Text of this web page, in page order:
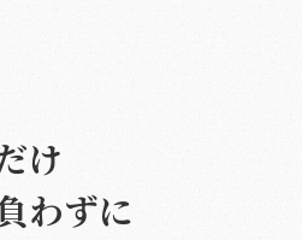
け
わずに